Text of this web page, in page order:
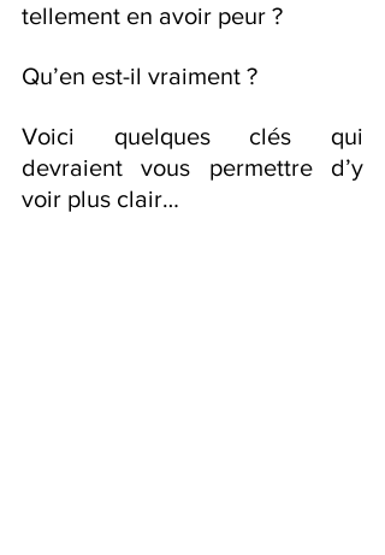
tellement en avoir peur ?
Qu’en est-il vraiment ?
Voici quelques clés qui
devraient vous permettre d’y
voir plus clair…